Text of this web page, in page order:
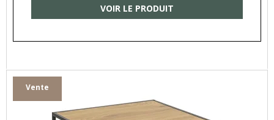
VOIR LE PRODUIT
Vente